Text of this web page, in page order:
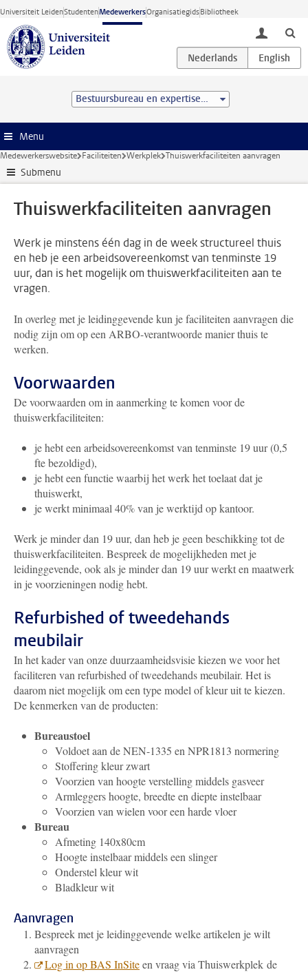
Ga direct naar de inhoud
Universiteit LeidenStudentenMedewerkersOrganisatiegidsBibliotheek
toggle
Bestuursbureau en expertisecentra
Menu
Medewerkerswebsite Faciliteiten Werkplek Thuiswerkfaciliteiten aanvragen
Submenu
Thuiswerkfaciliteiten aanvragen
Werk je minstens één dag in de week structureel thuis
en heb je een arbeidsovereenkomst van tenminste 19
uur, dan is het mogelijk om thuiswerkfaciliteiten aan te
vragen.
In overleg met je leidinggevende kun je faciliteiten aanvragen die
nodig zijn om op een ARBO-verantwoorde manier thuis te
werken.
Voorwaarden
De voorwaarden om in aanmerking te komen voor de
thuiswerkfaciliteiten:
je hebt een arbeidsovereenkomst van tenminste 19 uur (0,5
fte bezoldigd),
je hebt een functie waarbij het werk het toelaat dat je
thuiswerkt,
je werkt minimaal 40% van je werktijd op kantoor.
Werk je minder dan 19 uur, dan heb je geen beschikking tot de
thuiswerkfaciliteiten. Bespreek de mogelijkheden met je
leidinggevende, ook als je minder dan 19 uur werkt en maatwerk
in je voorzieningen nodig hebt.
Refurbished of tweedehands
meubilair
In het kader van onze duurzaamheidsvisie kiezen we voor het
faciliteren van refurbished of tweedehands meubilair. Het is
daarom niet mogelijk om een type model of kleur uit te kiezen.
De kenmerken van de producten:
Bureaustoel
Voldoet aan de NEN-1335 en NPR1813 normering
Stoffering kleur zwart
Voorzien van hoogte verstelling middels gasveer
Armleggers hoogte, breedte en diepte instelbaar
Voorzien van wielen voor een harde vloer
Bureau
Afmeting 140x80cm
Hoogte instelbaar middels een slinger
Onderstel kleur wit
Bladkleur wit
Aanvragen
Bespreek met je leidinggevende welke artikelen je wilt
aanvragen
Log in op BAS InSiteen vraag via Thuiswerkplek de